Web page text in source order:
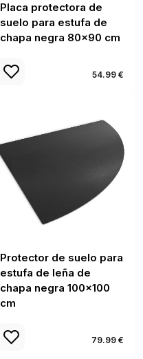
Placa protectora de
suelo para estufa de
chapa negra 80x90 cm
54.99 €
Protector de suelo para
estufa de leña de
chapa negra 100x100
cm
79.99 €